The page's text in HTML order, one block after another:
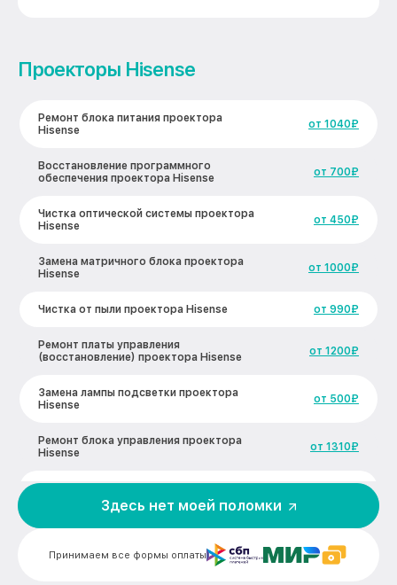
Проекторы Hisense
Ремонт блока питания проектора
Hisense
от 1040₽
Восстановление программного
обеспечения проектора Hisense
от 700₽
Чистка оптической системы проектора
Hisense
от 450₽
Замена матричного блока проектора
Hisense
от 1000₽
Чистка от пыли проектора Hisense от 990₽
Ремонт платы управления
(восстановление) проектора Hisense
от 1200₽
Замена лампы подсветки проектора
Hisense
от 500₽
Ремонт блока управления проектора
Hisense
от 1310₽
от 920₽
Принимаем все формы оплаты
Здесь нет моей поломки